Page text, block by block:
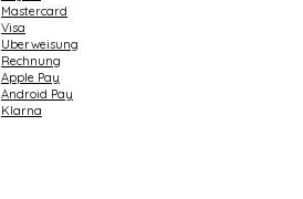
Mastercard
Visa
Uberweisung
Rechnung
Apple Pay
Android Pay
Klarna